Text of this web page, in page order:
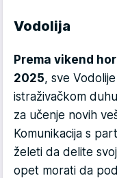
Vodolija
Prema vikend
2025, sve
istraživačkom
za učenje novih
Komunikacija s
želeti da delite
opet morati da